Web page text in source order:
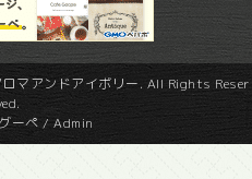
マアンドアイボリー. All Rights Reser
グーペ /Admin